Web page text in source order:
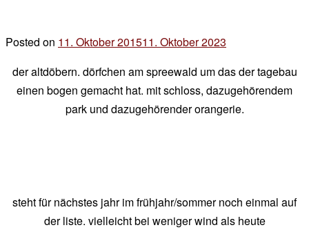
Posted on 11. Oktober 201511. Oktober 2023
chef
der altdöbern. dörfchen am spreewald um das der tagebau
einen bogen gemacht hat. mit schloss, dazugehörendem
park und dazugehörender orangerie.
steht für nächstes jahr im frühjahr/sommer noch einmal auf
der liste. vielleicht bei weniger wind als heute